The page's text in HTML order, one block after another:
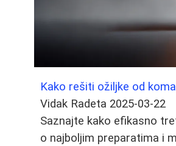
Kako rešiti ožiljke od
Vidak Radeta 2025-03-22
Saznajte kako efikasno
o najboljim preparatima i